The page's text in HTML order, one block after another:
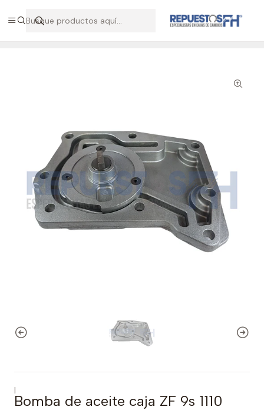
Hablemos por WhatsApp +56 9 7138 9597 / +56 9 8500 2568
|
Bomba de aceite caja ZF 9s 1110